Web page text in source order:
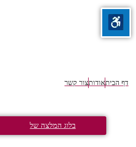
דף הביתאודותצור קשר
בלוג המלצה של